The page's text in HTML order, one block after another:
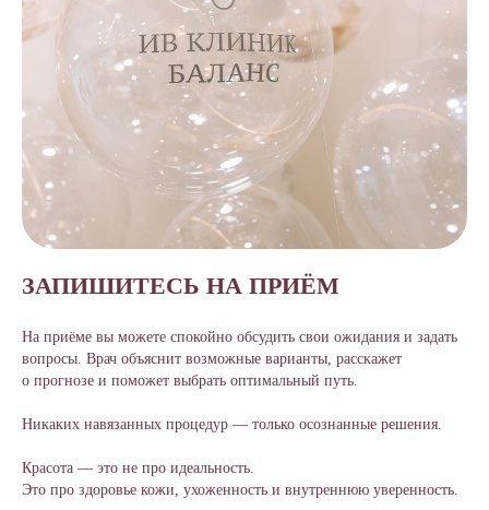
ЗАПИШИТЕСЬ НА ПРИЁМ
На приёме вы можете спокойно обсудить свои ожидания и задать
вопросы. Врач объяснит возможные варианты, расскажет
о прогнозе и поможет выбрать оптимальный путь.
Никаких навязанных процедур — только осознанные решения.
Красота — это не про идеальность.
Это про здоровье кожи, ухоженность и внутреннюю уверенность.